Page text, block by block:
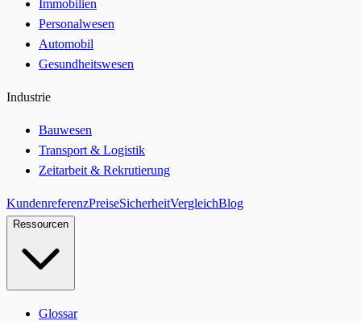
Immobilien
Personalwesen
Automobil
Gesundheitswesen
Industrie
Bauwesen
Transport & Logistik
Zeitarbeit & Rekrutierung
KundenreferenzPreiseSicherheitVergleichBlog
Ressourcen
Glossar